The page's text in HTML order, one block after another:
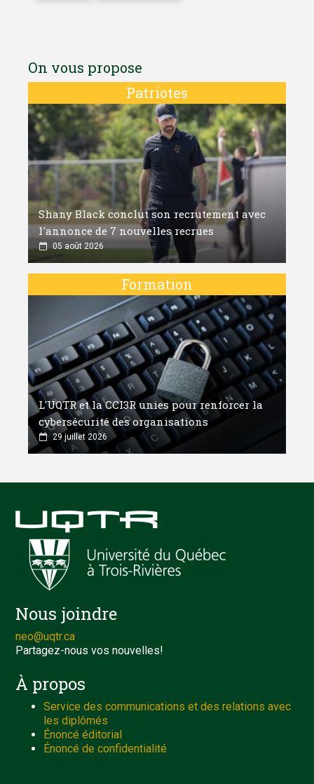
On vous propose
Patriotes
Shany Black conclut son recrutement avec
l'annonce de 7 nouvelles recrues
05 août 2026
Formation
L'UQTR et la CCI3R unies pour renforcer la
cybersécurité des organisations
29 juillet 2026
Nous joindre
neo@uqtr.ca
Partagez-nous vos nouvelles!
À propos
Service des communications et des relations avec
les diplômés
Énoncé éditorial
Énoncé de confidentialité